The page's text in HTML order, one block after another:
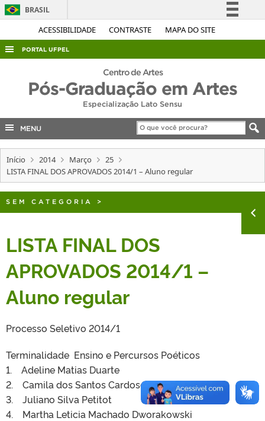
ACESSIBILIDADE CONTRASTE MAPA DO SITE
BRASIL
Simplifique!
Acesso à informação
Canais
PORTAL UFPEL
AUDITORIA
CONCURSOS
EDITAIS
INTERNACIONAL
OUVIDORIA
Centro de Artes
Pós-Graduação em Artes
Especialização Lato Sensu
MENU
Início 2014 Março
25
LISTA FINAL DOS APROVADOS 2014/1 – Aluno regular
SEM CATEGORIA >
LISTA FINAL DOS
APROVADOS 2014/1 –
Aluno regular
Processo Seletivo 2014/1
Terminalidade Ensino e Percursos Poéticos
1. Adeline Matias Duarte
2. Camila dos Santos Cardoso
3. Juliano Silva Petitot
4. Martha Leticia Machado Dworakowski